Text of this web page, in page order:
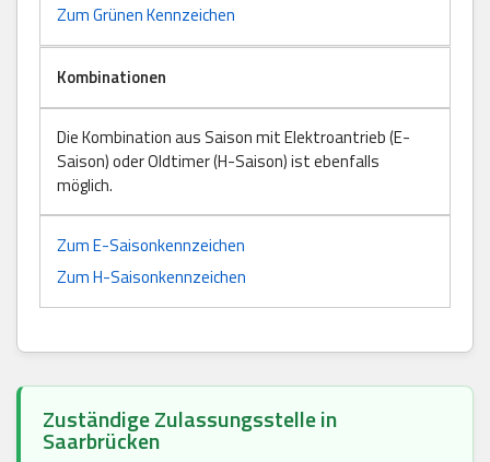
Zum Grünen Kennzeichen
Kombinationen
Die Kombination aus Saison mit Elektroantrieb (E-
Saison) oder Oldtimer (H-Saison) ist ebenfalls
möglich.
Zum E-Saisonkennzeichen
Zum H-Saisonkennzeichen
Zuständige Zulassungsstelle in
Saarbrücken